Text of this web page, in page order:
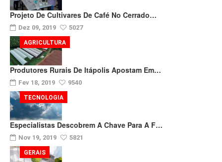
Projeto De Cultivares De Café No Cerrado…
Dez 09, 2019 5027
Produtores Rurais De Itápolis Apostam Em…
Fev 18, 2019 9540
AGRICULTURA
Especialistas Descobrem A Chave Para A F…
Nov 19, 2019 5821
TECNOLOGIA
GERAIS